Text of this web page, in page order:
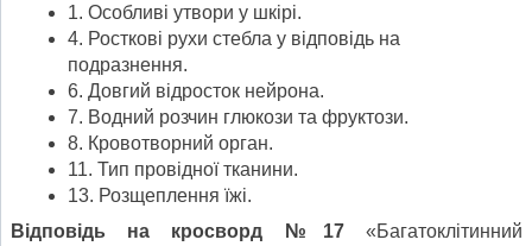
1. Особливі утвори у шкірі.
4. Росткові рухи стебла у відповідь на
подразнення.
6. Довгий відросток нейрона.
7. Водний розчин глюкози та фруктози.
8. Кровотворний орган.
11. Тип провідної тканини.
13. Розщеплення їжі.
Відповідь на кросворд №17«Багатоклітинний